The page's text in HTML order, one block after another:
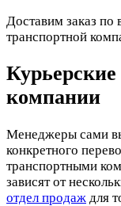
Доставим заказ
транспортной
компании
Менеджеры сами
конкретного
транспортными
зависят от
отдел продаж для